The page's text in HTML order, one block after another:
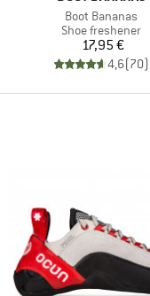
Articolo
Boot Bananas
Gruppo di prodotti
Shoe freshener
Prezzo
17,95 €
4,6(70)